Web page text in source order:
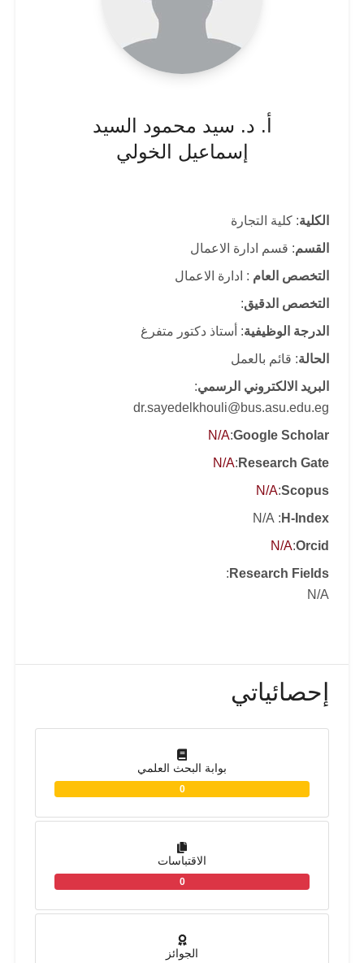
أ. د. سيد محمود السيد
إسماعيل الخولي
الكلية: كلية التجارة
القسم: قسم ادارة الاعمال
التخصص العام : ادارة الاعمال
التخصص الدقيق:
الدرجة الوظيفية: أستاذ دكتور متفرغ
الحالة: قائم بالعمل
البريد الالكتروني الرسمي:
dr.sayedelkhouli@bus.asu.edu.eg
Google Scholar
:
N/A
Research Gate
:
N/A
Scopus
:
N/A
H-Index
: N/A
Orcid
:
N/A
Research Fields
:
N/A
إحصائياتي
بوابة البحث العلمي
0
الاقتباسات
0
الجوائز